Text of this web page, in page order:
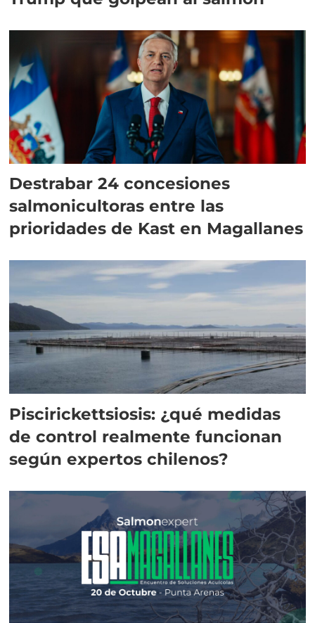
Destrabar 24 concesiones
salmonicultoras entre las
prioridades de Kast en Magallanes
Piscirickettsiosis: ¿qué medidas
de control realmente funcionan
según expertos chilenos?